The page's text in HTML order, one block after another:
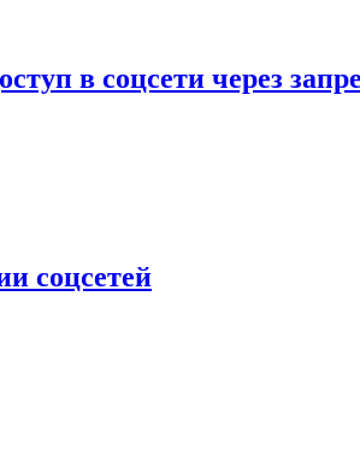
в соцсети через
соцсетей